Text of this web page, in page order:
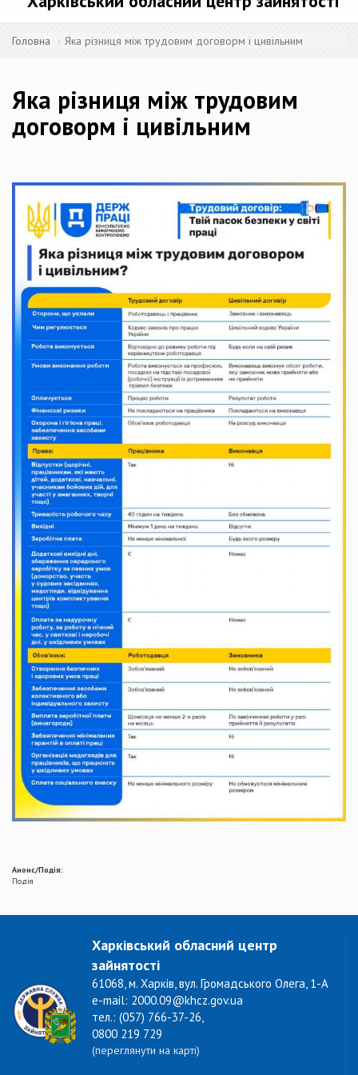
Головна Яка різниця між трудовим договорм і цивільним
Яка різниця між трудовим
договорм і цивільним
Анонс/Подія:
Подія
Харківський обласний центр
зайнятості
61068, м. Харків, вул. Громадського Олега, 1-А
e-mail: 2000.09@khcz.gov.ua
тел.: (057) 766-37-26,
0800 219 729
(переглянути на карті)